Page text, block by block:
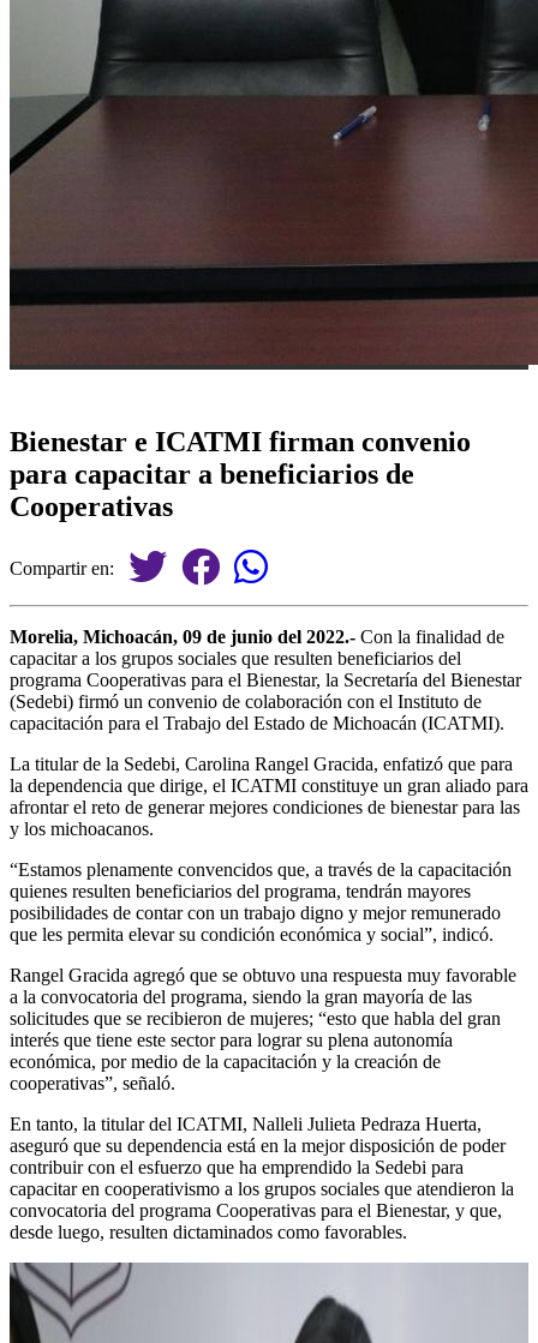
Bienestar e ICATMI firman convenio
para capacitar a beneficiarios de
Cooperativas
Compartir en:
Morelia, Michoacán, 09 de junio del 2022.- Con la finalidad de
capacitar a los grupos sociales que resulten beneficiarios del
programa Cooperativas para el Bienestar, la Secretaría del Bienestar
(Sedebi) firmó un convenio de colaboración con el Instituto de
capacitación para el Trabajo del Estado de Michoacán (ICATMI).
La titular de la Sedebi, Carolina Rangel Gracida, enfatizó que para
la dependencia que dirige, el ICATMI constituye un gran aliado para
afrontar el reto de generar mejores condiciones de bienestar para las
y los michoacanos.
“Estamos plenamente convencidos que, a través de la capacitación
quienes resulten beneficiarios del programa, tendrán mayores
posibilidades de contar con un trabajo digno y mejor remunerado
que les permita elevar su condición económica y social”, indicó.
Rangel Gracida agregó que se obtuvo una respuesta muy favorable
a la convocatoria del programa, siendo la gran mayoría de las
solicitudes que se recibieron de mujeres; “esto que habla del gran
interés que tiene este sector para lograr su plena autonomía
económica, por medio de la capacitación y la creación de
cooperativas”, señaló.
En tanto, la titular del ICATMI, Nalleli Julieta Pedraza Huerta,
aseguró que su dependencia está en la mejor disposición de poder
contribuir con el esfuerzo que ha emprendido la Sedebi para
capacitar en cooperativismo a los grupos sociales que atendieron la
convocatoria del programa Cooperativas para el Bienestar, y que,
desde luego, resulten dictaminados como favorables.